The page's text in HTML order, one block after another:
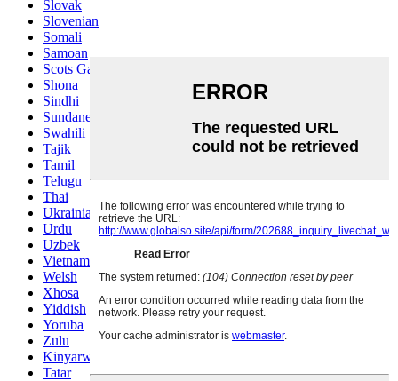
Slovak
Slovenian
Somali
Samoan
Scots Gaelic
Shona
Sindhi
Sundanese
Swahili
Tajik
Tamil
Telugu
Thai
Ukrainian
Urdu
Uzbek
Vietnamese
Welsh
Xhosa
Yiddish
Yoruba
Zulu
Kinyarwanda
Tatar